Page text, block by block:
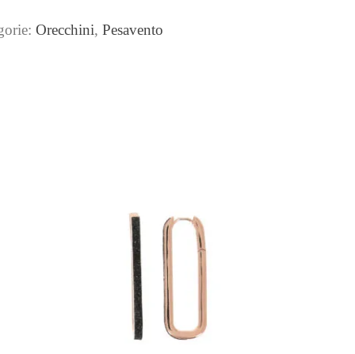
Orecchini,Pesavento